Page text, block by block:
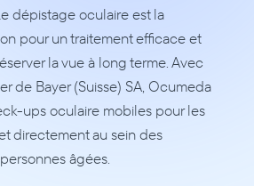
dépistage oculaire est la
pour un traitement efficace et
la vue à long terme. Avec
de Bayer (Suisse) SA, Ocumeda
ups oculaire mobiles pour les
directement au sein des
âgées.